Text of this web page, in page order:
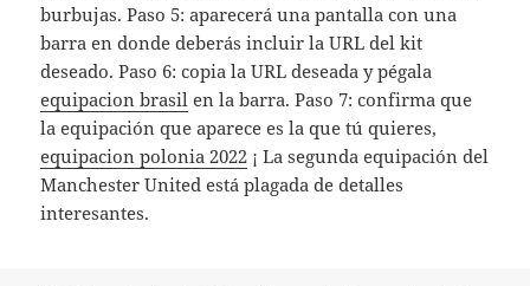
burbujas. Paso 5: aparecerá una pantalla con una
barra en donde deberás incluir la URL del kit
deseado. Paso 6: copia la URL deseada y pégala
equipacion brasil en la barra. Paso 7: confirma que
la equipación que aparece es la que tú quieres,
equipacion polonia 2022 ¡ La segunda equipación del
Manchester United está plagada de detalles
interesantes.